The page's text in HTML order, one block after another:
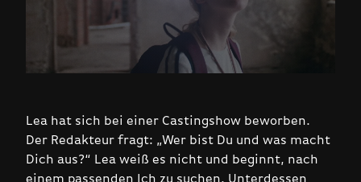
Lea hat sich bei einer Castingshow beworben.
Der Redakteur fragt: „Wer bist Du und was macht
Dich aus?“ Lea weiß es nicht und beginnt, nach